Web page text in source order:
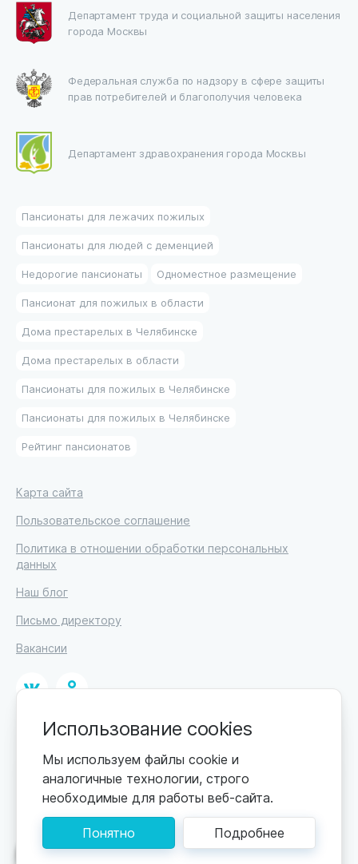
Поможем подобрать пансионат
Департамент труда и социальной защиты населения
города Москвы
Федеральная служба по надзору в сфере защиты
прав потребителей и благополучия человека
Департамент здравохранения города Москвы
Пансионаты для лежачих пожилых
Пансионаты для людей с деменцией
Недорогие пансионаты Одноместное размещение
Пансионат для пожилых в области
Дома престарелых в Челябинске
Дома престарелых в области
Пансионаты для пожилых в Челябинске
Пансионаты для пожилых в Челябинске
Рейтинг пансионатов
Карта сайта
Пользовательское соглашение
Политика в отношении обработки персональных
данных
Наш блог
Письмо директору
Вакансии
© 2026
ИП Высоцкий Дмитрий Петрович, ИНН 233610721148
Цены обновляются по мере поступления новой
информации. Точную стоимость уточняйте у
пансионата. Информация, предоставленная на сайте,
не может быть использована для постановки
диагноза, назначения лечения и не заменяет прием
Использование cookies
Мы используем файлы cookie и
аналогичные технологии, строго
необходимые для работы веб-сайта.
Понятно Подробнее